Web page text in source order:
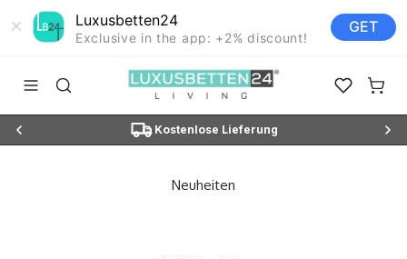
Luxusbetten24
Exclusive in the app: +2% discount!
GET
Navigationsmenü öffnen
Suche öffnen
Luxusbetten24
Favoriten
Ratenzahlung mit 0 % Zinsen